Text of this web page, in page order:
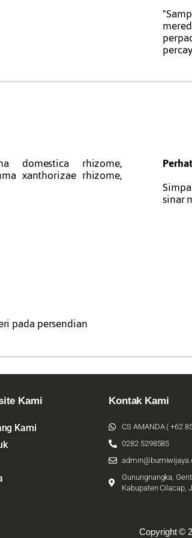
domestica rhizome,
xanthorizae rhizome,
pada persendian
sinar
Kami
Kami
Kontak Kami
CS AMANDA ( +62
0282 5298585
Gunungnangka,
Kabupaten Cilacap,
Copyright ©